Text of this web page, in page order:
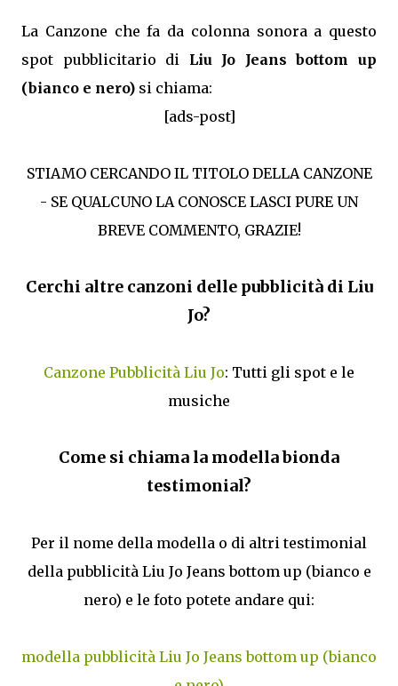
La Canzone che fa da colonna sonora a questo
spot pubblicitario di Liu Jo Jeans bottom up
(bianco e nero) si chiama:
[ads-post]
STIAMO CERCANDO IL TITOLO DELLA CANZONE
- SE QUALCUNO LA CONOSCE LASCI PURE UN
BREVE COMMENTO, GRAZIE!
Cerchi altre canzoni delle pubblicità di Liu
Jo?
Canzone Pubblicità Liu Jo: Tutti gli spot e le
musiche
Come si chiama la modella bionda
testimonial?
Per il nome della modella o di altri testimonial
della pubblicità Liu Jo Jeans bottom up (bianco e
nero) e le foto potete andare qui:
modella pubblicità Liu Jo Jeans bottom up (bianco